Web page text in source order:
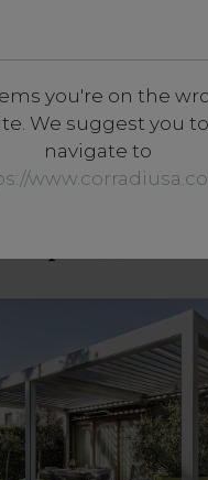
you're on the
We suggest you to
navigate to
Magazine
resistenti al
e stile